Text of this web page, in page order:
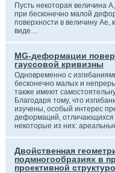
Пусть некоторая величина
при бесконечно малой
поверхности в величину Ае,
виде…
MG-деформации
гауссовой кривизны
Одновременно с
бесконечно малых и
также имеют
Благодаря тому, что
изучены, особый интерес
деформаций, отличающихся
некоторые из них:
Двойственная
подмногообразиях в
проективной